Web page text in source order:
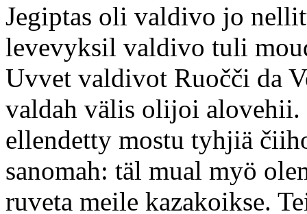
Jegiptas oli valdivo jo
levevyksil valdivo tuli
Uvvet valdivot Ruočči da
valdah välis olijoi alovehii.
ellendetty mostu tyhjiä
sanomah: täl mual myö
ruveta meile kazakoikse.